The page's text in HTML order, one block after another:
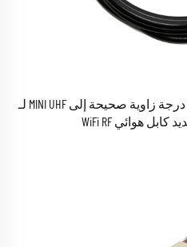
مصنع لتوريد منفذ ذكر N نوع 90 درجة زاوية صحيحة إلى MINI UHF لـ